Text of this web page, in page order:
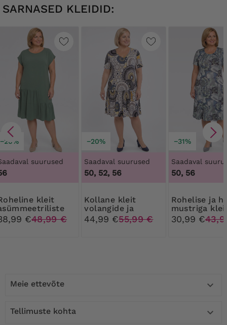
SARNASED KLEIDID:
−20%
suurused
kleit
€48,99 €
−20%
Saadaval suurused
50, 52, 56
Kollane kleit
volangide ja
värviliste
mustritega
44,99 €55,99 €
−31%
Saadaval
50, 56
Rohelise ja halli
mustriga
30,99 €
Meie ettevõte 
Tellimuste kohta 